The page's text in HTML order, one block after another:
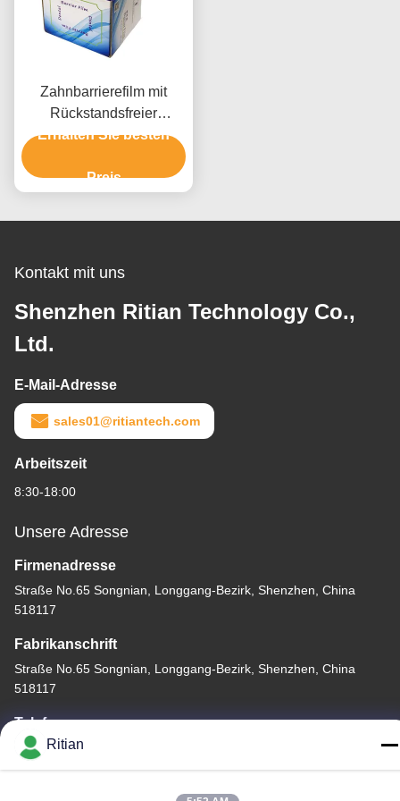
Zahnbarrierefilm mit
Rückstandsfreier
Entfernung Exzellente
langlebiger Kern für den
medizinischen Geräten
Erhalten Sie besten
Preis
Kontakt mit uns
Shenzhen Ritian Technology Co.,
Ltd.
E-Mail-Adresse
sales01@ritiantech.com
Arbeitszeit
8:30-18:00
Unsere Adresse
Firmenadresse
Straße No.65 Songnian, Longgang-Bezirk, Shenzhen, China
518117
Fabrikanschrift
Straße No.65 Songnian, Longgang-Bezirk, Shenzhen, China
518117
Telefon
+86-755-84080323
Ritian